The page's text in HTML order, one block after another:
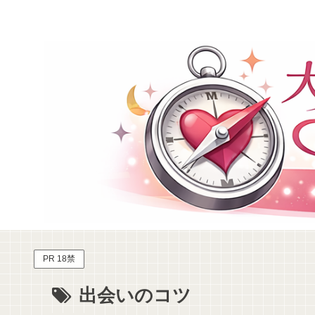
PR 18禁
出会いのコツ